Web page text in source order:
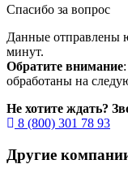
Спасибо за вопрос
Данные отправлены
минут.
Обратите внимание
обработаны на
Не хотите ждать?
8 (800) 301 78 93
Другие